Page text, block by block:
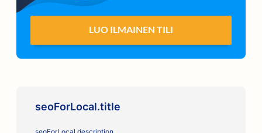
LUO ILMAINEN TILI
seoForLocal.title